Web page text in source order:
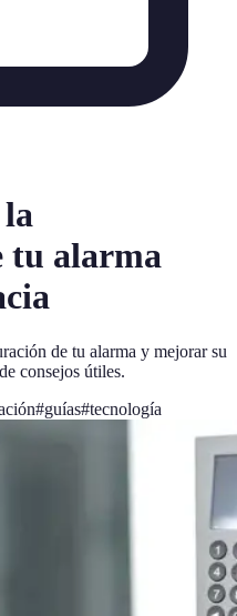
tu alarma
de tu alarma y mejorar su
consejos útiles.
#guías#tecnología